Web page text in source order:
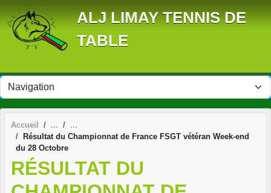
ALJ LIMAY TENNIS DE
TABLE
Accueil
Résultat du Championnat de France FSGT vétéran Week-end
du 28 Octobre
RÉSULTAT DU
Panneau de gestion des cookies